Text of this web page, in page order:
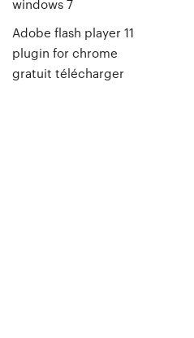
windows 7
Adobe flash player 11
plugin for chrome
gratuit télécharger